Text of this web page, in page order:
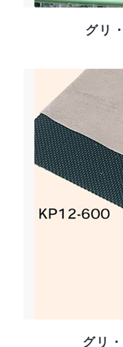
グリ
グリ